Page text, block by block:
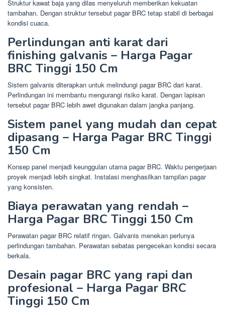
Struktur kawat baja yang dilas menyeluruh memberikan kekuatan
tambahan. Dengan struktur tersebut pagar BRC tetap stabil di berbagai
kondisi cuaca.
Perlindungan anti karat dari
finishing galvanis – Harga Pagar
BRC Tinggi 150 Cm
Sistem galvanis diterapkan untuk melindungi pagar BRC dari karat.
Perlindungan ini membantu mengurangi risiko karat. Dengan lapisan
tersebut pagar BRC lebih awet digunakan dalam jangka panjang.
Sistem panel yang mudah dan cepat
dipasang – Harga Pagar BRC Tinggi
150 Cm
Konsep panel menjadi keunggulan utama pagar BRC. Waktu pengerjaan
proyek menjadi lebih singkat. Instalasi menghasilkan tampilan pagar
yang konsisten.
Biaya perawatan yang rendah –
Harga Pagar BRC Tinggi 150 Cm
Perawatan pagar BRC relatif ringan. Galvanis menekan perlunya
perlindungan tambahan. Perawatan sebatas pengecekan kondisi secara
berkala.
Desain pagar BRC yang rapi dan
profesional – Harga Pagar BRC
Tinggi 150 Cm